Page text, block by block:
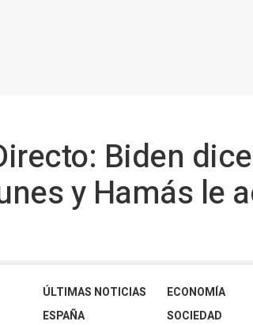
Biden
y Hamás le
ÚLTIMAS NOTICIAS
ESPAÑA
ECONOMÍA
SOCIEDAD